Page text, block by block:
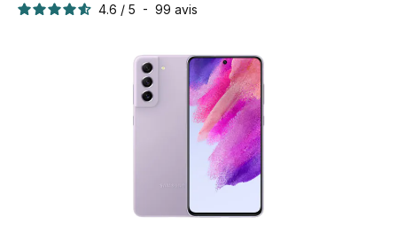
4.6 / 5 - 99 avis